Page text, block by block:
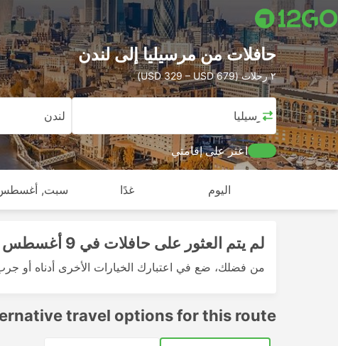
حافلات من مرسيليا إلى لندن
٢ رحلات (USD 329 – USD 679)
مرسيليا لندن
اعثر على إقامتي
اليوم غدًا سبت, أغسطس
لم يتم العثور على حافلات في 9 أغسطس 2026
من فضلك، ضع في اعتبارك الخيارات الأخرى أدناه أو
travel options for this route